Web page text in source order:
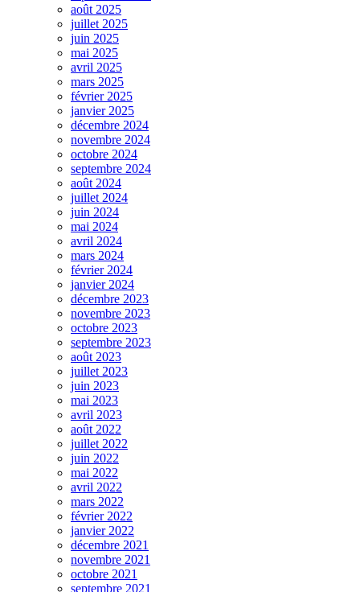
août 2025
juillet 2025
juin 2025
mai 2025
avril 2025
mars 2025
février 2025
janvier 2025
décembre 2024
novembre 2024
octobre 2024
septembre 2024
août 2024
juillet 2024
juin 2024
mai 2024
avril 2024
mars 2024
février 2024
janvier 2024
décembre 2023
novembre 2023
octobre 2023
septembre 2023
août 2023
juillet 2023
juin 2023
mai 2023
avril 2023
août 2022
juillet 2022
juin 2022
mai 2022
avril 2022
mars 2022
février 2022
janvier 2022
décembre 2021
novembre 2021
octobre 2021
septembre 2021